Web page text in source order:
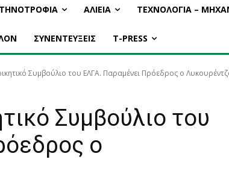
ΑΛΙΕΙΑ ΤΕΧΝΟΛΟΓΙΑ –
ΣΥΝΕΝΤΕΥΞΕΙΣ T-PRESS
Συμβούλιο του ΕΛΓΑ. Παραμένει Πρόεδρος ο
Συμβούλιο του
ο